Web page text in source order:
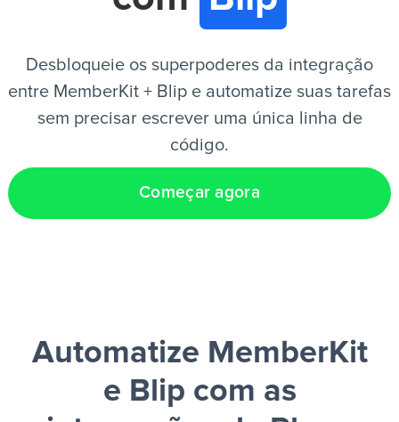
Desbloqueie os superpoderes da integração
entre MemberKit + Blip e automatize suas tarefas
sem precisar escrever uma única linha de
código.
Começar agora
Automatize MemberKit
e Blip com as